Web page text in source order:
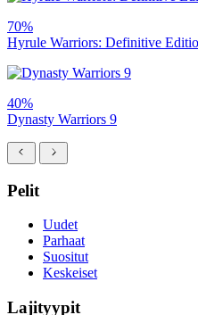
70%
Hyrule Warriors: Definitive
40%
Dynasty Warriors 9
Pelit
Uudet
Parhaat
Suositut
Keskeiset
Lajityypit